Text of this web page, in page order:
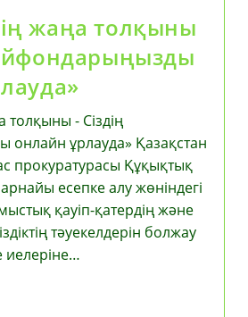
жаңа толқыны
- Сіздің
ұрлауда» Қазақстан
прокуратурасы Құқықтық
есепке алу жөніндегі
қауіп-қатердің және
тәуекелдерін болжау
иелеріне…